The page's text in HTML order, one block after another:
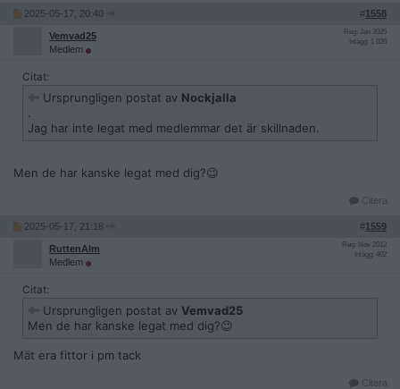
2025-05-17, 20:40 #1558
Vemvad25
Medlem
Reg: Jan 2025
Inlägg: 1 026
Citat:
Ursprungligen postat av Nockjalla
Jag har inte legat med medlemmar det är skillnaden.
Men de har kanske legat med dig?😉
Citera
2025-05-17, 21:18 #1559
RuttenAlm
Medlem
Reg: Nov 2012
Inlägg: 402
Citat:
Ursprungligen postat av Vemvad25
Men de har kanske legat med dig?😉
Mät era fittor i pm tack
Citera